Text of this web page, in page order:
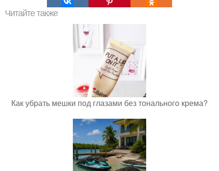
Читайте также
Как убрать мешки под глазами без тонального крема?